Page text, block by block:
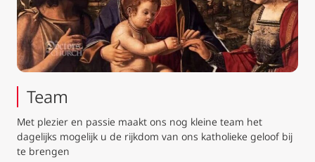
Team
Met plezier en passie maakt ons nog kleine team het
dagelijks mogelijk u de rijkdom van ons katholieke geloof bij
te brengen